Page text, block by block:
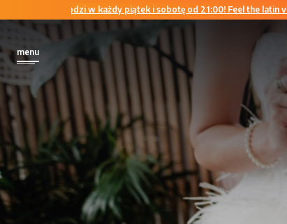
w Łodzi w każdy piątek i sobotę od 21:00! Feel the latin vibe!
menu